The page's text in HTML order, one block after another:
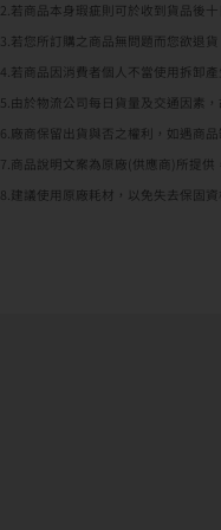
2.若商品本身瑕疵則可於收到貨品後
3.若您所訂購之商品無問題而您欲退
4.若商品因消費者個人不當使用拆卸
5.由於物流公司每日貨量及交通因素
6.廠商保留出貨與否之權利，如遇商
7.商品說明文案為原廠(供應商)所提供
8.建議使用原廠耗材，以免失去保固資